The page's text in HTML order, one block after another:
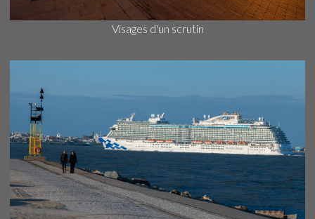
Visages d'un scrutin